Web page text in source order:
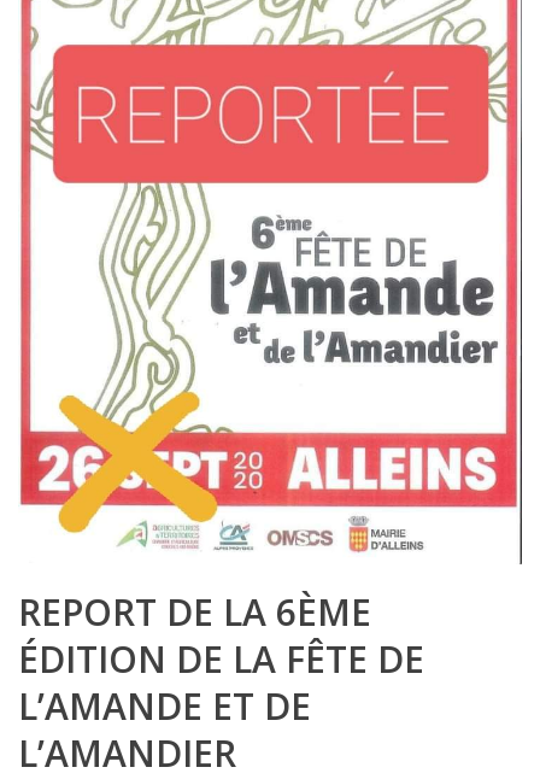
REPORT DE LA 6ÈME
ÉDITION DE LA FÊTE DE
L’AMANDE ET DE
L’AMANDIER